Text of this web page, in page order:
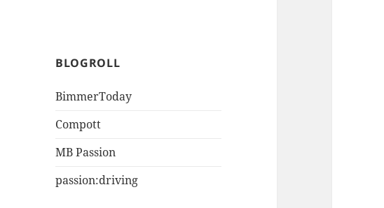
BLOGROLL
BimmerToday
Compott
MB Passion
passion:driving